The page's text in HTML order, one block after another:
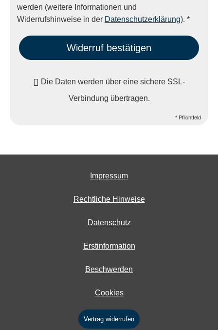
werden (weitere Informationen und
Widerrufshinweise in der Datenschutzerklärung). *
Widerruf bestätigen
Die Daten werden über eine sichere SSL-
Verbindung übertragen.
* Pflichtfeld
Impressum
Rechtliche Hinweise
Datenschutz
Erstinformation
Beschwerden
Cookies
Vertrag widerrufen